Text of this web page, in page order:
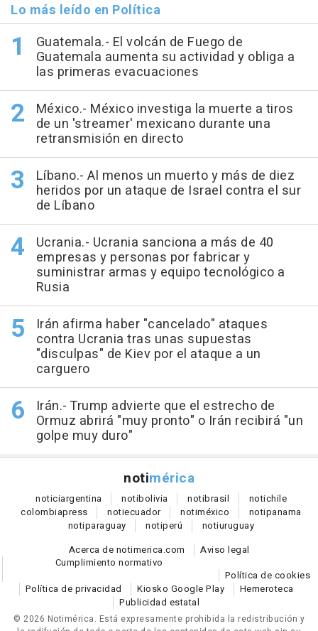
Lo más leído en Política
Guatemala.- El volcán de Fuego de
Guatemala aumenta su actividad y obliga a
las primeras evacuaciones
México.- México investiga la muerte a tiros
de un 'streamer' mexicano durante una
retransmisión en directo
Líbano.- Al menos un muerto y más de diez
heridos por un ataque de Israel contra el sur
de Líbano
Ucrania.- Ucrania sanciona a más de 40
empresas y personas por fabricar y
suministrar armas y equipo tecnológico a
Rusia
Irán afirma haber "cancelado" ataques
contra Ucrania tras unas supuestas
"disculpas" de Kiev por el ataque a un
carguero
Irán.- Trump advierte que el estrecho de
Ormuz abrirá "muy pronto" o Irán recibirá "un
golpe muy duro"
notimérica
noticiargentina notibolivia notibrasil notichile
colombiapress notiecuador notiméxico notipanama
notiparaguay notiperú notiuruguay
Acerca de notimerica.com
Aviso legal
Cumplimiento normativo
Política de cookies
Política de privacidad
Kiosko Google Play
Hemeroteca
Publicidad estatal
© 2026 Notimérica. Está expresamente prohibida la redistribución y